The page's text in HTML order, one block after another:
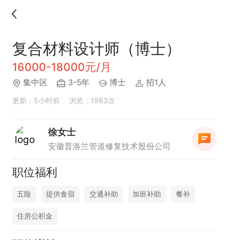
复合材料设计师（博士）
16000-18000元/月
集中区 3-5年 博士 招1人
更新：5小时前 浏览：1983次
徐女士
安徽普洛兰管道修复技术股份公司
职位福利
五险 提供食宿 交通补助 加班补助 餐补
住房公积金